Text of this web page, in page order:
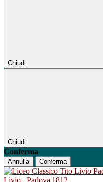
Chiudi
Chiudi
Conferma
Annulla Conferma
Livio
Padova 1812